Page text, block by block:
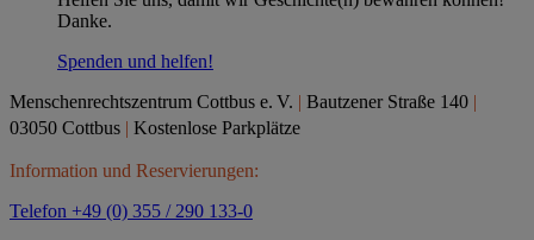
Danke.
Spenden und helfen!
Menschenrechtszentrum Cottbus e. V. | Bautzener Straße 140 |
03050 Cottbus | Kostenlose Parkplätze
Information und Reservierungen:
Telefon +49 (0) 355 / 290 133-0